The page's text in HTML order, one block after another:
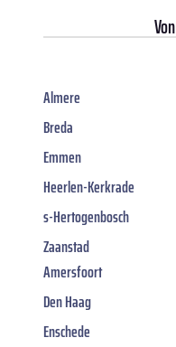
Von
Almere
Breda
Emmen
Heerlen-Kerkrade
s-Hertogenbosch
Zaanstad
Amersfoort
Den Haag
Enschede